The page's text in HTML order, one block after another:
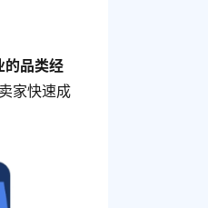
的品类经
家快速成